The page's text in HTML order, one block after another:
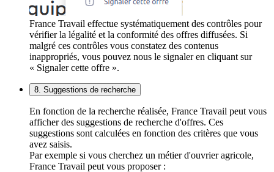
France Travail effectue systématiquement des contrôles pour
vérifier la légalité et la conformité des offres diffusées. Si
malgré ces contrôles vous constatez des contenus
inappropriés, vous pouvez nous le signaler en cliquant sur
« Signaler cette offre ».
8. Suggestions de recherche
En fonction de la recherche réalisée, France Travail peut vous
afficher des suggestions de recherche d'offres. Ces
suggestions sont calculées en fonction des critères que vous
avez saisis.
Par exemple si vous cherchez un métier d'ouvrier agricole,
France Travail peut vous proposer :